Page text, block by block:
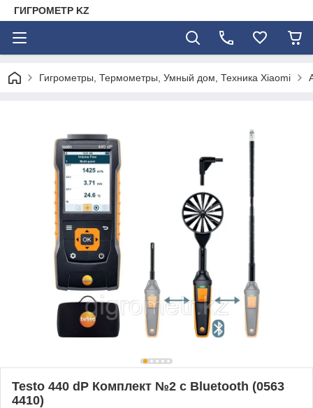
ГИГРОМЕТР KZ
Гигрометры, Термометры, Умный дом, Техника Xiaomi
Testo 440 dP Комплект №2 с Bluetooth (0563
4410)